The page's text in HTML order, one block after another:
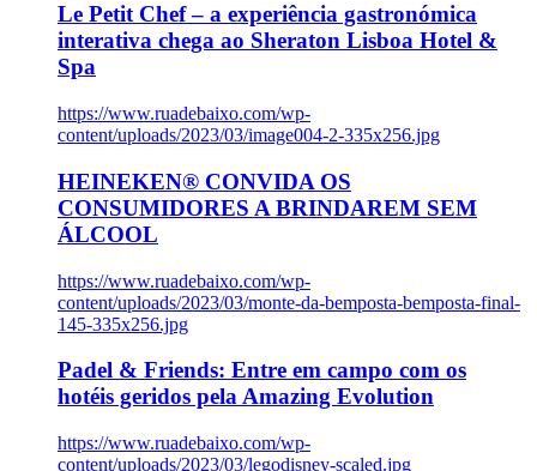
Le Petit Chef – a experiência gastronómica
interativa chega ao Sheraton Lisboa Hotel &
Spa
https://www.ruadebaixo.com/wp-
content/uploads/2023/03/image004-2-335x256.jpg
HEINEKEN® CONVIDA OS
CONSUMIDORES A BRINDAREM SEM
ÁLCOOL
https://www.ruadebaixo.com/wp-
content/uploads/2023/03/monte-da-bemposta-bemposta-final-
145-335x256.jpg
Padel & Friends: Entre em campo com os
hotéis geridos pela Amazing Evolution
https://www.ruadebaixo.com/wp-
content/uploads/2023/03/legodisney-scaled.jpg